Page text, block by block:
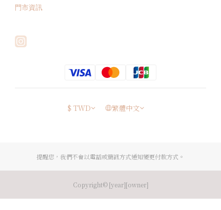
門市資訊
$ TWD 繁體中文
提醒您，我們不會以電話或簡訊方式通知變更付款方式。
Copyright© [year][owner]